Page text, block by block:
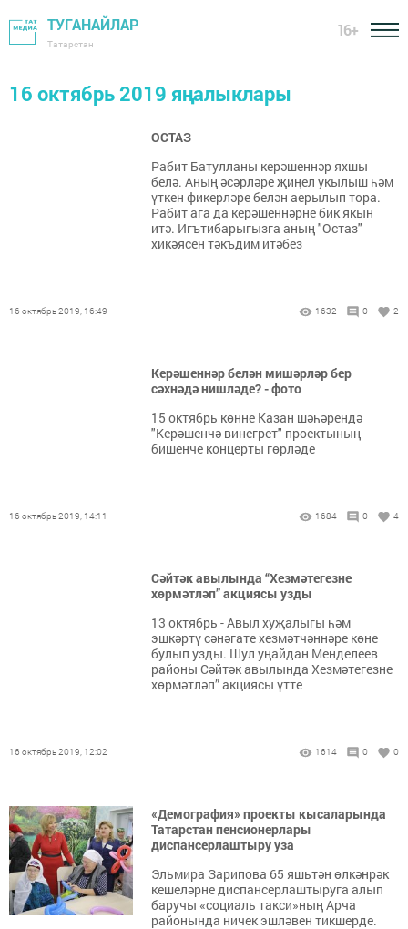
ТУГАНАЙЛАР
Татарстан
16+
16 октябрь 2019 яңалыклары
ОСТАЗ
Рабит Батулланы керәшеннәр яхшы
белә. Аның әсәрләре җиңел укылыш һәм
үткен фикерләре белән аерылып тора.
Рабит ага да керәшеннәрне бик якын
итә. Игътибарыгызга аның "Остаз"
хикәясен тәкъдим итәбез
16 октябрь 2019, 16:49 1632 0 2
Керәшеннәр белән мишәрләр бер
сәхнәдә нишләде? - фото
15 октябрь көнне Казан шәһәрендә
"Керәшенчә винегрет" проектының
бишенче концерты гөрләде
16 октябрь 2019, 14:11 1684 0 4
Сәйтәк авылында “Хезмәтегезне
хөрмәтләп” акциясы узды
13 октябрь - Авыл хуҗалыгы һәм
эшкәртү сәнәгате хезмәтчәннәре көне
булып узды. Шул уңайдан Менделеев
районы Сәйтәк авылында Хезмәтегезне
хөрмәтләп” акциясы үтте
16 октябрь 2019, 12:02 1614 0 0
«Демография» проекты кысаларында
Татарстан пенсионерлары
диспансерлаштыру уза
Эльмира Зарипова 65 яшьтән өлкәнрәк
кешеләрне диспансерлаштыруга алып
баручы «социаль такси»ның Арча
районында ничек эшләвен тикшерде.